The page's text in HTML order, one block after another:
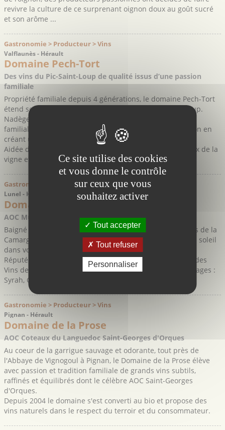
revivre la culture de ce surprenant oignon doux au goût sucré
et son arôme ...
Gastronomie > Producteur > Vins
Valflaunès - Hérault
Domaine Pech-Tort
Des vins du Pic-Saint-Loup de qualité issus d’une passion
familiale
Propriété familiale depuis 4 générations, le domaine Pech-Tort
étend ses 16 hectares de vignes au pied du Pic-Saint-Loup.
Nadège Jeanjean, héritière passionnée de cette tradition
familiale décide en 2006 de valoriser ce terroir d’exception en
créant une cave particulière au domaine.
Aidée de son père, elle se lance dans un travail minutieux de la
vigne et fait le choix de la culture ...
Gastronomie > Producteur > Vins
Lunel - Hérault
Domaine des Aires
AOC Muscat de Lunel
Baigné de soleil, entre terre, mer et montagne, aux portes de la
Camargue, le Domaine des Aires vous promet tout l'or du soleil
dans votre verre !
Réputé pour son muscat, le domaine produit également des
Vins de Pays (IGP) : rouge et rosé issus des différents cépages :
Syrah, Grenache et Merlot.
Gastronomie > Producteur > Vins
Pignan - Hérault
Domaine de la Prose
AOC Coteaux du Languedoc Saint-Georges d'Orques
Au coeur de la garrigue sauvage et odorante, tout près de
l'Abbaye de Vignogoul à Pignan, le Domaine de la Prose élève
avec passion et tradition familiale de grands vins subtils,
raffinés et équilibrés dont le célèbre AOC Saint-Georges
d'Orques.
Depuis 2004 le domaine s'est converti au bio et propose des
vins naturels dans le respect du terroir et du consommateur.
Ce site utilise des cookies
et vous donne le contrôle
sur ceux que vous
souhaitez activer
Tout accepter
Tout refuser
Personnaliser